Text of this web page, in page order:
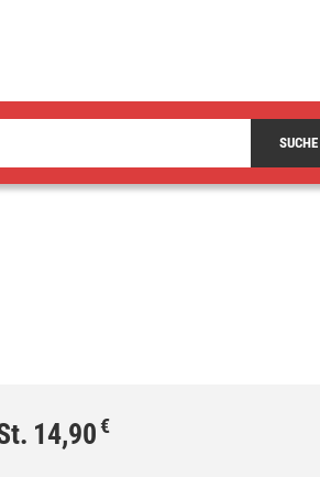
SUCHE
14,90€